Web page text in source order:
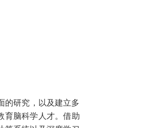
的研究，以及建立多
育脑科学人才。借助